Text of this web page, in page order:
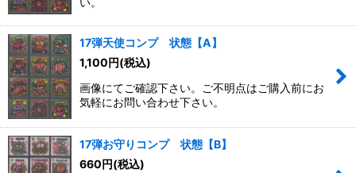
17弾天使コンプ 状態【A】
1,100円(税込)
画像にてご確認下さい。ご不明点はご購入前にお
気軽にお問い合わせ下さい。
17弾お守りコンプ 状態【B】
660円(税込)